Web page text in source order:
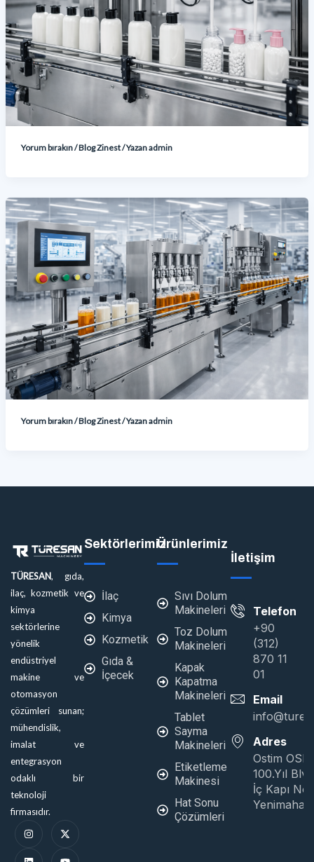
Yorum bırakın/Blog Zinest/ Yazanadmin
Yorum bırakın/Blog Zinest/ Yazanadmin
TÜRESAN, gıda,
ilaç, kozmetik ve
kimya
sektörlerine
yönelik
endüstriyel
makine ve
otomasyon
çözümleri sunan;
mühendislik,
imalat ve
entegrasyon
odaklı bir
teknoloji
firmasıdır.
n
-
i
o
Sektörlerimiz
İlaç
Kimya
Kozmetik
Gıda &
İçecek
Ürünlerimiz
Sıvı Dolum
Makineleri
Toz Dolum
Makineleri
Kapak
Kapatma
Makineleri
Tablet
Sayma
Makineleri
Etiketleme
Makinesi
Hat Sonu
Çözümleri
İletişim
Telefon
+90
(312)
870 11
01
Email
Adres
Ostim OSB
100.Yıl
İç Kapı